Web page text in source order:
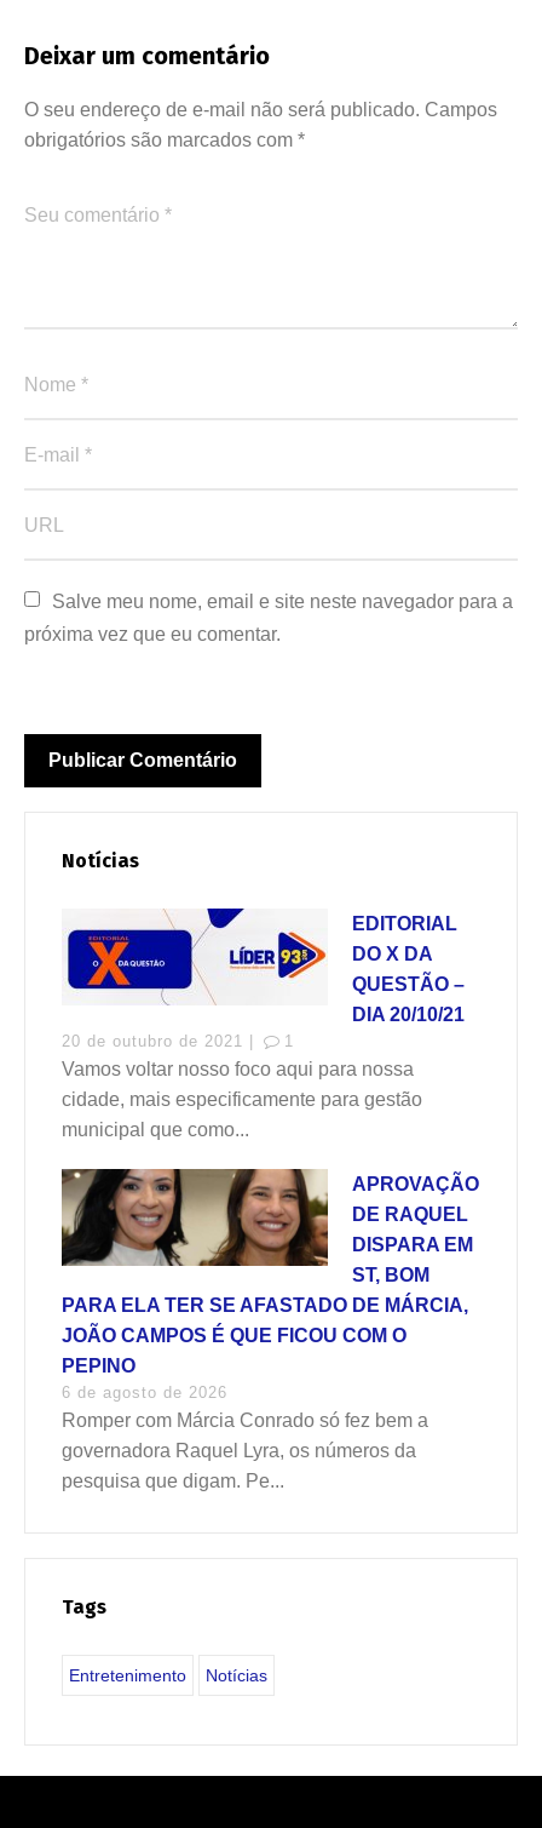
Deixar um comentário
O seu endereço de e-mail não será publicado. Campos
obrigatórios são marcados com *
Salve meu nome, email e site neste navegador para a
próxima vez que eu comentar.
Notícias
EDITORIAL
DO X DA
QUESTÃO –
DIA 20/10/21
20 de outubro de 2021 | 1
Vamos voltar nosso foco aqui para nossa
cidade, mais especificamente para gestão
municipal que como...
APROVAÇÃO
DE RAQUEL
DISPARA EM
ST, BOM
PARA ELA TER SE AFASTADO DE MÁRCIA,
JOÃO CAMPOS É QUE FICOU COM O
PEPINO
6 de agosto de 2026
Romper com Márcia Conrado só fez bem a
governadora Raquel Lyra, os números da
pesquisa que digam. Pe...
Tags
Entretenimento Notícias